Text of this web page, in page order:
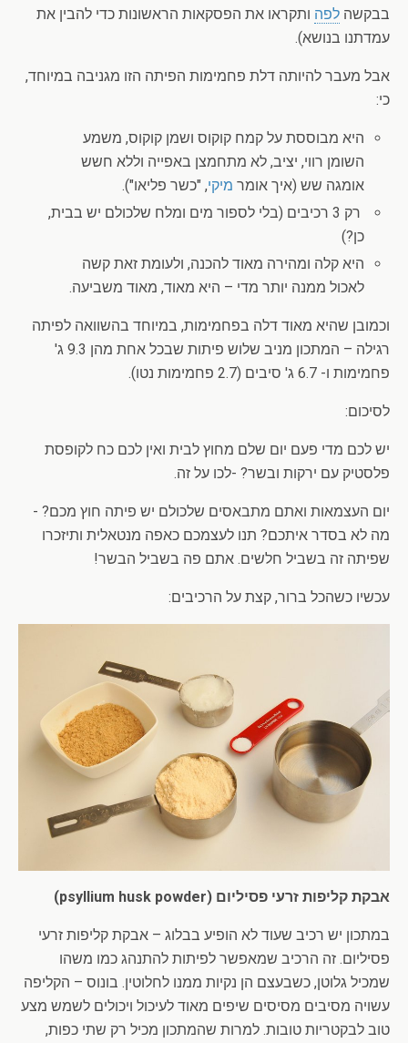
בבקשה לפה ותקראו את הפסקאות הראשונות כדי להבין את
עמדתנו בנושא).
אבל מעבר להיותה דלת פחמימות הפיתה הזו מגניבה במיוחד,
כי:
היא מבוססת על קמח קוקוס ושמן קוקוס, משמע
השומן רווי, יציב, לא מתחמצן באפייה וללא חשש
אומגה שש (איך אומר מיקי, "כשר פליאו").
רק 3 רכיבים (בלי לספור מים ומלח שלכולם יש בבית,
כן?)
היא קלה ומהירה מאוד להכנה, ולעומת זאת קשה
לאכול ממנה יותר מדי – היא מאוד, מאוד משביעה.
וכמובן שהיא מאוד דלה בפחמימות, במיוחד בהשוואה לפיתה
רגילה – המתכון מניב שלוש פיתות שבכל אחת מהן 9.3 ג'
פחמימות ו- 6.7 ג' סיבים (2.7 פחמימות נטו).
לסיכום:
יש לכם מדי פעם יום שלם מחוץ לבית ואין לכם כח לקופסת
פלסטיק עם ירקות ובשר? -לכו על זה.
יום העצמאות ואתם מתבאסים שלכולם יש פיתה חוץ מכם? -
מה לא בסדר איתכם? תנו לעצמכם כאפה מנטאלית ותיזכרו
שפיתה זה בשביל חלשים. אתם פה בשביל הבשר!
עכשיו כשהכל ברור, קצת על הרכיבים:
אבקת קליפות זרעי פסיליום (psyllium husk powder)
במתכון יש רכיב שעוד לא הופיע בבלוג – אבקת קליפות זרעי
פסיליום. זה הרכיב שמאפשר לפיתות להתנהג כמו משהו
שמכיל גלוטן, כשבעצם הן נקיות ממנו לחלוטין. בונוס – הקליפה
עשויה מסיבים מסיסים שיפים מאוד לעיכול ויכולים לשמש מצע
טוב לבקטריות טובות. למרות שהמתכון מכיל רק שתי כפות,